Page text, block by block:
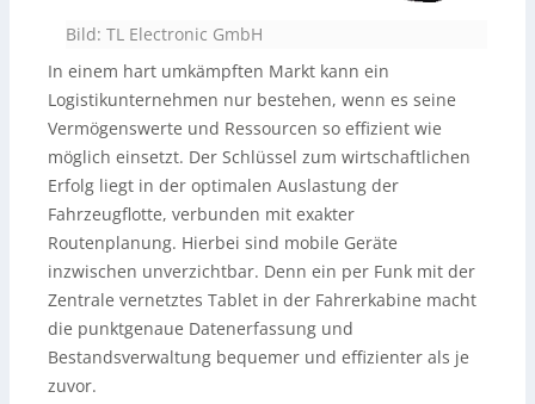
Bild: TL Electronic GmbH
In einem hart umkämpften Markt kann ein
Logistikunternehmen nur bestehen, wenn es seine
Vermögenswerte und Ressourcen so effizient wie
möglich einsetzt. Der Schlüssel zum wirtschaftlichen
Erfolg liegt in der optimalen Auslastung der
Fahrzeugflotte, verbunden mit exakter
Routenplanung. Hierbei sind mobile Geräte
inzwischen unverzichtbar. Denn ein per Funk mit der
Zentrale vernetztes Tablet in der Fahrerkabine macht
die punktgenaue Datenerfassung und
Bestandsverwaltung bequemer und effizienter als je
zuvor.